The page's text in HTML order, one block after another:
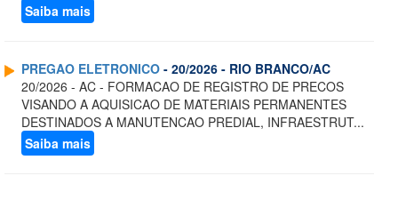
Saiba mais
PREGAO ELETRONICO - 20/2026 - RIO BRANCO/AC
20/2026 - AC - FORMACAO DE REGISTRO DE PRECOS
VISANDO A AQUISICAO DE MATERIAIS PERMANENTES
DESTINADOS A MANUTENCAO PREDIAL, INFRAESTRUT...
Saiba mais